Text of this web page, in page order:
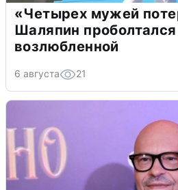
«Четырех мужей
Шаляпин проболтался
возлюбленной
6 августа 21